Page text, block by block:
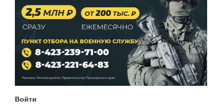
Войти